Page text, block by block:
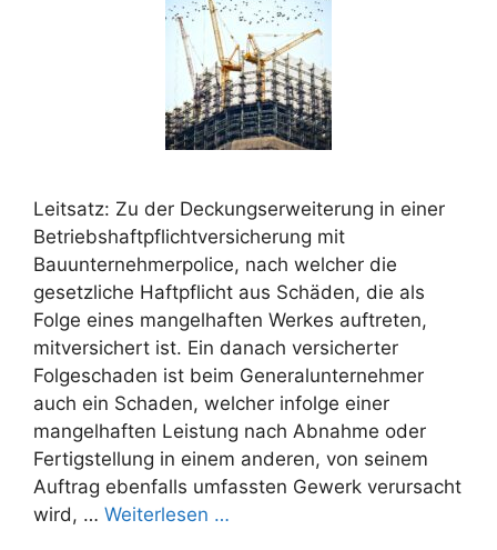
Leitsatz: Zu der Deckungserweiterung in einer
Betriebshaftpflichtversicherung mit
Bauunternehmerpolice, nach welcher die
gesetzliche Haftpflicht aus Schäden, die als
Folge eines mangelhaften Werkes auftreten,
mitversichert ist. Ein danach versicherter
Folgeschaden ist beim Generalunternehmer
auch ein Schaden, welcher infolge einer
mangelhaften Leistung nach Abnahme oder
Fertigstellung in einem anderen, von seinem
Auftrag ebenfalls umfassten Gewerk verursacht
wird, … Weiterlesen …